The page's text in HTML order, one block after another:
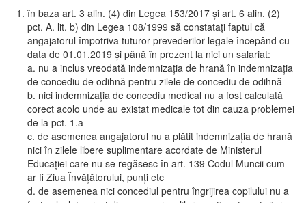
în baza art. 3 alin. (4) din Legea 153/2017 și art. 6 alin. (2)
pct. A. lit. b) din Legea 108/1999 să constatați faptul că
angajatorul împotriva tuturor prevederilor legale începând cu
data de 01.01.2019 și până în prezent la nici un salariat:
a. nu a inclus vreodată indemnizația de hrană în indemnizația
de concediu de odihnă pentru zilele de concediu de odihnă
b. nici indemnizația de concediu medical nu a fost calculată
corect acolo unde au existat medicale tot din cauza problemei
de la pct. 1.a
c. de asemenea angajatorul nu a plătit indemnizația de hrană
nici în zilele libere suplimentare acordate de Ministerul
Educației care nu se regăsesc în art. 139 Codul Muncii cum
ar fi Ziua Învățătorului, punți etc
d. de asemenea nici concediul pentru îngrijirea copilului nu a